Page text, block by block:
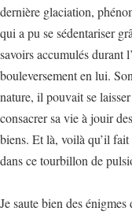
dernière glaciation,
qui a pu se sédentariser
savoirs accumulés durant
bouleversement en lui.
nature, il pouvait se
consacrer sa vie à jouir
biens. Et là, voilà qu’il
dans ce tourbillon de
Je saute bien des